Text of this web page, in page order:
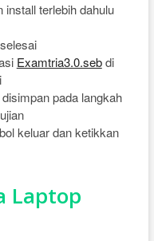
terlebih dahulu
Examtria3.0.sebdi
pada langkah
keluar dan ketikkan
Laptop